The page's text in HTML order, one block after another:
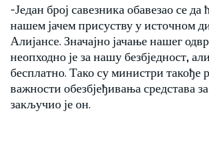
-Један број савезника обавезао се да
нашем јачем присуству у источном
Алијансе. Значајно јачање нашег
неопходно је за нашу безбједност,
бесплатно. Тако су министри такође
важности обезбјеђивања средстава
закључио је он.